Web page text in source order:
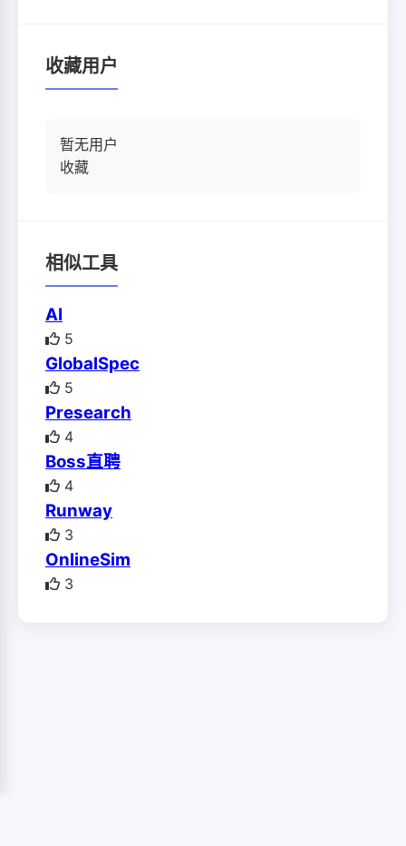
收藏用户
暂无用户
收藏
相似工具
AI
5
GlobalSpec
5
Presearch
4
Boss直聘
4
Runway
3
OnlineSim
3